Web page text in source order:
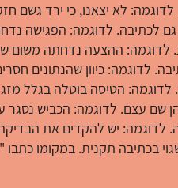
לא יצאנו, כי ירד גשם
לכתיבה. לדוגמה: הפגישה
לדוגמה: ההצעה נדחתה
לדוגמה: כיוון שהנתונים
הטיסה בוטלה בגלל מזג
שם עצם. לדוגמה: הכביש נסגר
יש להקדים את הבדיקה,
בכתיבה תקנית. במקומו כתבו